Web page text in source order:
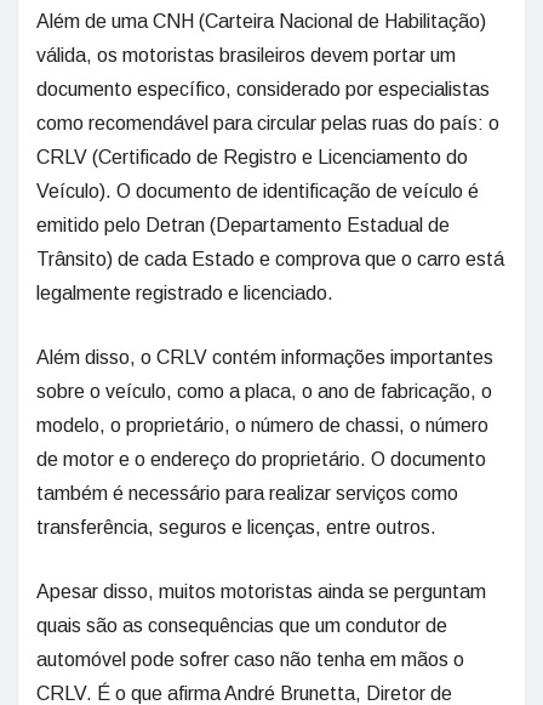
Além de uma CNH (Carteira Nacional de Habilitação)
válida, os motoristas brasileiros devem portar um
documento específico, considerado por especialistas
como recomendável para circular pelas ruas do país: o
CRLV (Certificado de Registro e Licenciamento do
Veículo). O documento de identificação de veículo é
emitido pelo Detran (Departamento Estadual de
Trânsito) de cada Estado e comprova que o carro está
legalmente registrado e licenciado.
Além disso, o CRLV contém informações importantes
sobre o veículo, como a placa, o ano de fabricação, o
modelo, o proprietário, o número de chassi, o número
de motor e o endereço do proprietário. O documento
também é necessário para realizar serviços como
transferência, seguros e licenças, entre outros.
Apesar disso, muitos motoristas ainda se perguntam
quais são as consequências que um condutor de
automóvel pode sofrer caso não tenha em mãos o
CRLV. É o que afirma André Brunetta, Diretor de